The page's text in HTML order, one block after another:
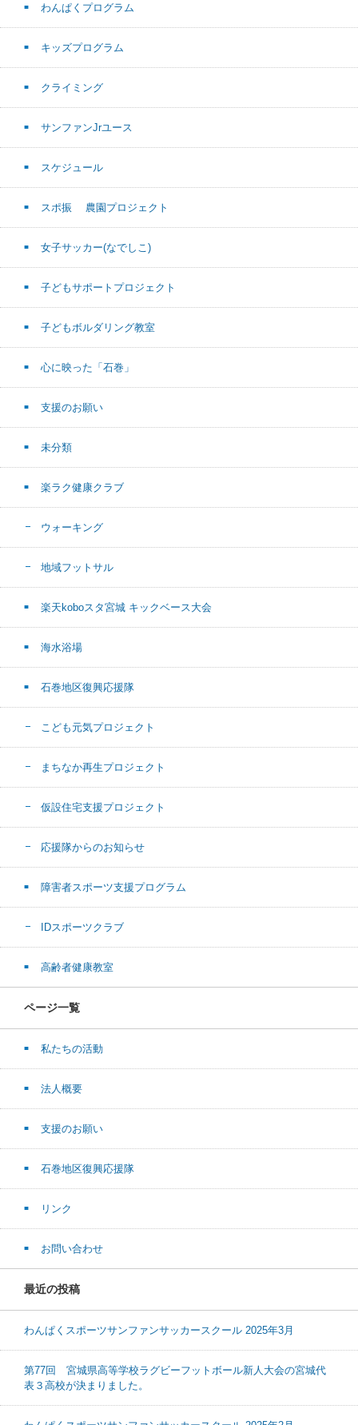
わんぱくプログラム
キッズプログラム
クライミング
サンファンJrユース
スケジュール
スポ振 農園プロジェクト
女子サッカー(なでしこ)
子どもサポートプロジェクト
子どもボルダリング教室
心に映った「石巻」
支援のお願い
未分類
楽ラク健康クラブ
ウォーキング
地域フットサル
楽天koboスタ宮城 キックベース大会
海水浴場
石巻地区復興応援隊
こども元気プロジェクト
まちなか再生プロジェクト
仮設住宅支援プロジェクト
応援隊からのお知らせ
障害者スポーツ支援プログラム
IDスポーツクラブ
高齢者健康教室
ページ一覧
私たちの活動
法人概要
支援のお願い
石巻地区復興応援隊
リンク
お問い合わせ
最近の投稿
わんぱくスポーツサンファンサッカースクール 2025年3月
第77回 宮城県高等学校ラグビーフットボール新人大会の宮城代
表３高校が決まりました。